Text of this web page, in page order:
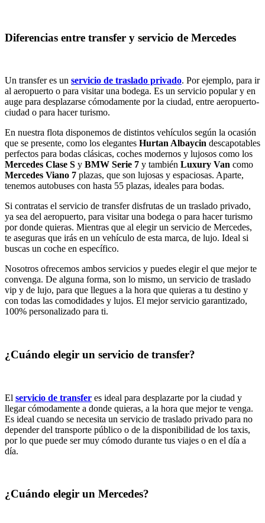
Diferencias entre transfer y servicio de Mercedes
Un transfer es un servicio de traslado privado. Por ejemplo, para ir
al aeropuerto o para visitar una bodega. Es un servicio popular y en
auge para desplazarse cómodamente por la ciudad, entre aeropuerto-
ciudad o para hacer turismo.
En nuestra flota disponemos de distintos vehículos según la ocasión
que se presente, como los elegantes Hurtan Albaycin descapotables
perfectos para bodas clásicas, coches modernos y lujosos como los
Mercedes Clase S y BMW Serie 7 y también Luxury Van como
Mercedes Viano 7 plazas, que son lujosas y espaciosas. Aparte,
tenemos autobuses con hasta 55 plazas, ideales para bodas.
Si contratas el servicio de transfer disfrutas de un traslado privado,
ya sea del aeropuerto, para visitar una bodega o para hacer turismo
por donde quieras. Mientras que al elegir un servicio de Mercedes,
te aseguras que irás en un vehículo de esta marca, de lujo. Ideal si
buscas un coche en específico.
Nosotros ofrecemos ambos servicios y puedes elegir el que mejor te
convenga. De alguna forma, son lo mismo, un servicio de traslado
vip y de lujo, para que llegues a la hora que quieras a tu destino y
con todas las comodidades y lujos. El mejor servicio garantizado,
100% personalizado para ti.
¿Cuándo elegir un servicio de transfer?
El servicio de transfer es ideal para desplazarte por la ciudad y
llegar cómodamente a donde quieras, a la hora que mejor te venga.
Es ideal cuando se necesita un servicio de traslado privado para no
depender del transporte público o de la disponibilidad de los taxis,
por lo que puede ser muy cómodo durante tus viajes o en el día a
día.
¿Cuándo elegir un Mercedes?